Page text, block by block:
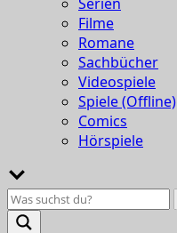
Filme
Romane
Sachbücher
Videospiele
Spiele (Offline)
Comics
Hörspiele